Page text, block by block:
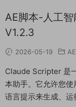
AE脚本-人工
V1.2.3
2026-05-19
Claude Scripter 是
本助手。它允许您
语言提示来生成、运